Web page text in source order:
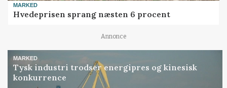
MARKED
Hvedeprisen sprang næsten 6 procent
Annonce
MARKED
Tysk industri trodser energipres og kinesisk
konkurrence